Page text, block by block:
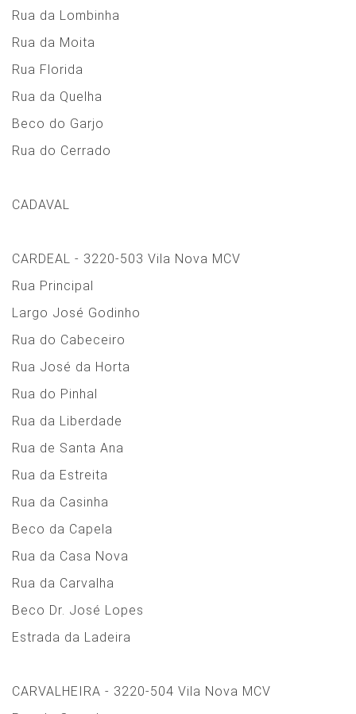
Rua da Lombinha
Rua da Moita
Rua Florida
Rua da Quelha
Beco do Garjo
Rua do Cerrado
CADAVAL
CARDEAL - 3220-503 Vila Nova MCV
Rua Principal
Largo José Godinho
Rua do Cabeceiro
Rua José da Horta
Rua do Pinhal
Rua da Liberdade
Rua de Santa Ana
Rua da Estreita
Rua da Casinha
Beco da Capela
Rua da Casa Nova
Rua da Carvalha
Beco Dr. José Lopes
Estrada da Ladeira
CARVALHEIRA - 3220-504 Vila Nova MCV